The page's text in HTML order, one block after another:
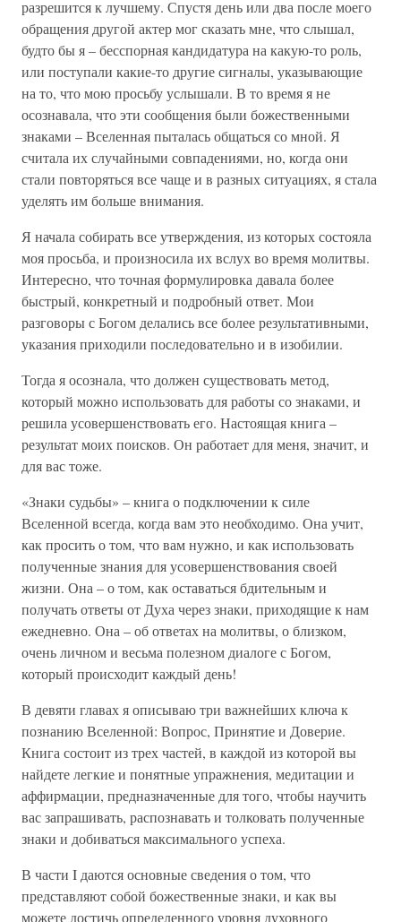
разрешится к лучшему. Спустя день или два после моего
обращения другой актер мог сказать мне, что слышал,
будто бы я – бесспорная кандидатура на какую-то роль,
или поступали какие-то другие сигналы, указывающие
на то, что мою просьбу услышали. В то время я не
осознавала, что эти сообщения были божественными
знаками – Вселенная пыталась общаться со мной. Я
считала их случайными совпадениями, но, когда они
стали повторяться все чаще и в разных ситуациях, я стала
уделять им больше внимания.
Я начала собирать все утверждения, из которых состояла
моя просьба, и произносила их вслух во время молитвы.
Интересно, что точная формулировка давала более
быстрый, конкретный и подробный ответ. Мои
разговоры с Богом делались все более результативными,
указания приходили последовательно и в изобилии.
Тогда я осознала, что должен существовать метод,
который можно использовать для работы со знаками, и
решила усовершенствовать его. Настоящая книга –
результат моих поисков. Он работает для меня, значит, и
для вас тоже.
«Знаки судьбы» – книга о подключении к силе
Вселенной всегда, когда вам это необходимо. Она учит,
как просить о том, что вам нужно, и как использовать
полученные знания для усовершенствования своей
жизни. Она – о том, как оставаться бдительным и
получать ответы от Духа через знаки, приходящие к нам
ежедневно. Она – об ответах на молитвы, о близком,
очень личном и весьма полезном диалоге с Богом,
который происходит каждый день!
В девяти главах я описываю три важнейших ключа к
познанию Вселенной: Вопрос, Принятие и Доверие.
Книга состоит из трех частей, в каждой из которой вы
найдете легкие и понятные упражнения, медитации и
аффирмации, предназначенные для того, чтобы научить
вас запрашивать, распознавать и толковать полученные
знаки и добиваться максимального успеха.
В части I даются основные сведения о том, что
представляют собой божественные знаки, и как вы
можете достичь определенного уровня духовного